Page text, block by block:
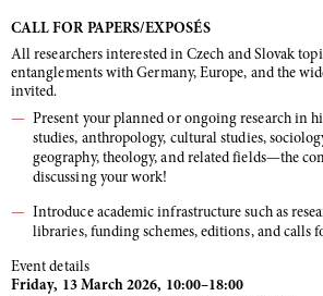
CALL FOR PAPERS/EXPOSÉS
All researchers interested in Czech and Slovak
entanglements with Germany, Europe, and the
invited.
Present your planned or ongoing research in
studies, anthropology, cultural studies,
geography, theology, and related fields—the
discussing your work!
Introduce academic infrastructure such as
libraries, funding schemes, editions, and calls
Event details
Friday, 13 March 2026, 10:00–18:00